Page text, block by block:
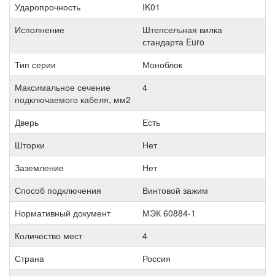
Ударопрочность
IK01
Исполнение
Штепсельная вилка
стандарта Euro
Тип серии
Моноблок
Максимальное сечение
подключаемого кабеля, мм2
4
Дверь
Есть
Шторки
Нет
Заземление
Нет
Способ подключения
Винтовой зажим
Нормативный документ
МЭК 60884-1
Количество мест
4
Страна
Россия